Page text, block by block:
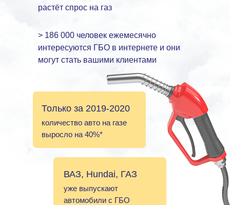
растёт спрос на газ
> 186 000 человек ежемесячно
интересуются ГБО в интернете и они
могут стать вашими клиентами
Только за 2019-2020
количество авто на газе
выросло на 40%*
ВАЗ, Hundai, ГАЗ
уже выпускают
автомобили с ГБО